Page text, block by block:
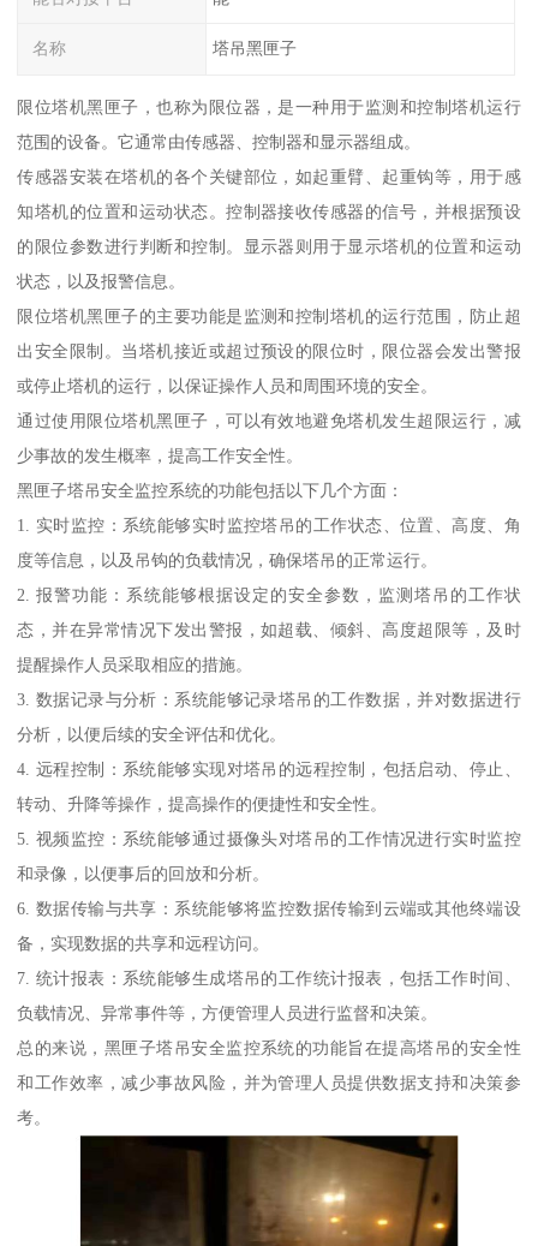
名称 塔吊黑匣子
限位塔机黑匣子，也称为限位器，是一种用于监测和控制塔机运行
范围的设备。它通常由传感器、控制器和显示器组成。
传感器安装在塔机的各个关键部位，如起重臂、起重钩等，用于感
知塔机的位置和运动状态。控制器接收传感器的信号，并根据预设
的限位参数进行判断和控制。显示器则用于显示塔机的位置和运动
状态，以及报警信息。
限位塔机黑匣子的主要功能是监测和控制塔机的运行范围，防止超
出安全限制。当塔机接近或超过预设的限位时，限位器会发出警报
或停止塔机的运行，以保证操作人员和周围环境的安全。
通过使用限位塔机黑匣子，可以有效地避免塔机发生超限运行，减
少事故的发生概率，提高工作安全性。
黑匣子塔吊安全监控系统的功能包括以下几个方面：
1. 实时监控：系统能够实时监控塔吊的工作状态、位置、高度、角
度等信息，以及吊钩的负载情况，确保塔吊的正常运行。
2. 报警功能：系统能够根据设定的安全参数，监测塔吊的工作状
态，并在异常情况下发出警报，如超载、倾斜、高度超限等，及时
提醒操作人员采取相应的措施。
3. 数据记录与分析：系统能够记录塔吊的工作数据，并对数据进行
分析，以便后续的安全评估和优化。
4. 远程控制：系统能够实现对塔吊的远程控制，包括启动、停止、
转动、升降等操作，提高操作的便捷性和安全性。
5. 视频监控：系统能够通过摄像头对塔吊的工作情况进行实时监控
和录像，以便事后的回放和分析。
6. 数据传输与共享：系统能够将监控数据传输到云端或其他终端设
备，实现数据的共享和远程访问。
7. 统计报表：系统能够生成塔吊的工作统计报表，包括工作时间、
负载情况、异常事件等，方便管理人员进行监督和决策。
总的来说，黑匣子塔吊安全监控系统的功能旨在提高塔吊的安全性
和工作效率，减少事故风险，并为管理人员提供数据支持和决策参
考。